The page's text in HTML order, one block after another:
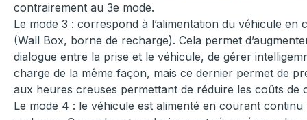
contrairement au 3e mode.
Le mode 3 : correspond à l’alimentation du véhicule
(Wall Box, borne de recharge). Cela permet
dialogue entre la prise et le véhicule, de gérer
charge de la même façon, mais ce dernier permet de
aux heures creuses permettant de réduire les coûts de
Le mode 4 : le véhicule est alimenté en courant